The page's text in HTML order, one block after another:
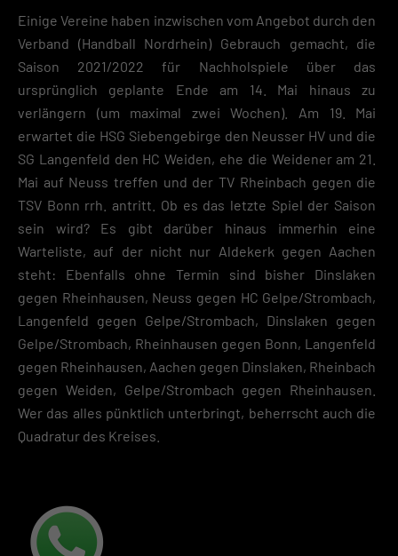
Einige Vereine haben inzwischen vom Angebot durch den
Verband (Handball Nordrhein) Gebrauch gemacht, die
Saison 2021/2022 für Nachholspiele über das
ursprünglich geplante Ende am 14. Mai hinaus zu
verlängern (um maximal zwei Wochen). Am 19. Mai
erwartet die HSG Siebengebirge den Neusser HV und die
SG Langenfeld den HC Weiden, ehe die Weidener am 21.
Mai auf Neuss treffen und der TV Rheinbach gegen die
TSV Bonn rrh. antritt. Ob es das letzte Spiel der Saison
sein wird? Es gibt darüber hinaus immerhin eine
Warteliste, auf der nicht nur Aldekerk gegen Aachen
steht: Ebenfalls ohne Termin sind bisher Dinslaken
gegen Rheinhausen, Neuss gegen HC Gelpe/Strombach,
Langenfeld gegen Gelpe/Strombach, Dinslaken gegen
Gelpe/Strombach, Rheinhausen gegen Bonn, Langenfeld
gegen Rheinhausen, Aachen gegen Dinslaken, Rheinbach
gegen Weiden, Gelpe/Strombach gegen Rheinhausen.
Wer das alles pünktlich unterbringt, beherrscht auch die
Quadratur des Kreises.
Hier finden Sie eine Übersicht über alle verwendeten Cookies. Sie
Ihre Einwilligung zu ganzen Kategorien geben oder sich weitere
Informationen anzeigen lassen und so nur bestimmte Cookies
Speichern
Datenschutzeinstellungen
Essenziell (2)
einwandfreie Funktion der Website erforderlich.
Cookie-Informationen anzeigen